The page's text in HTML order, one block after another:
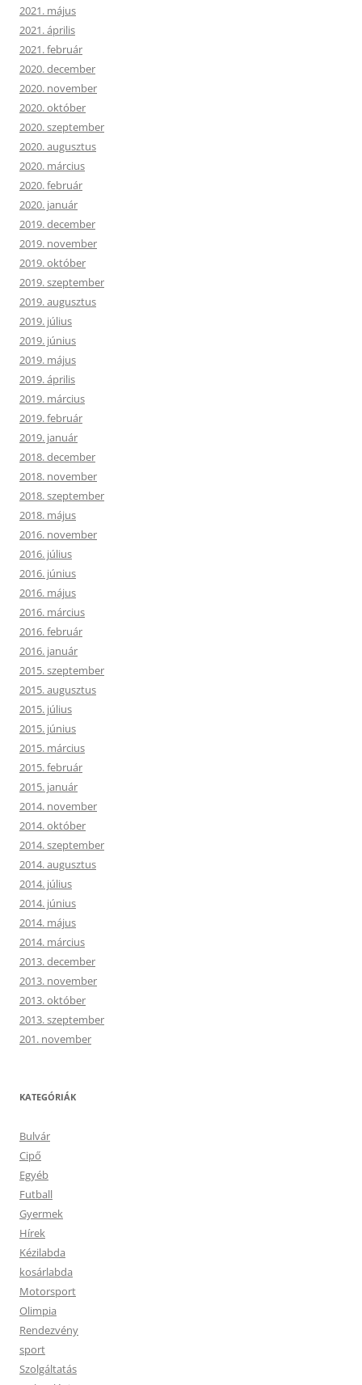
2021. május
2021. április
2021. február
2020. december
2020. november
2020. október
2020. szeptember
2020. augusztus
2020. március
2020. február
2020. január
2019. december
2019. november
2019. október
2019. szeptember
2019. augusztus
2019. július
2019. június
2019. május
2019. április
2019. március
2019. február
2019. január
2018. december
2018. november
2018. szeptember
2018. május
2016. november
2016. július
2016. június
2016. május
2016. március
2016. február
2016. január
2015. szeptember
2015. augusztus
2015. július
2015. június
2015. március
2015. február
2015. január
2014. november
2014. október
2014. szeptember
2014. augusztus
2014. július
2014. június
2014. május
2014. március
2013. december
2013. november
2013. október
2013. szeptember
201. november
KATEGÓRIÁK
Bulvár
Cipő
Egyéb
Futball
Gyermek
Hírek
Kézilabda
kosárlabda
Motorsport
Olimpia
Rendezvény
sport
Szolgáltatás